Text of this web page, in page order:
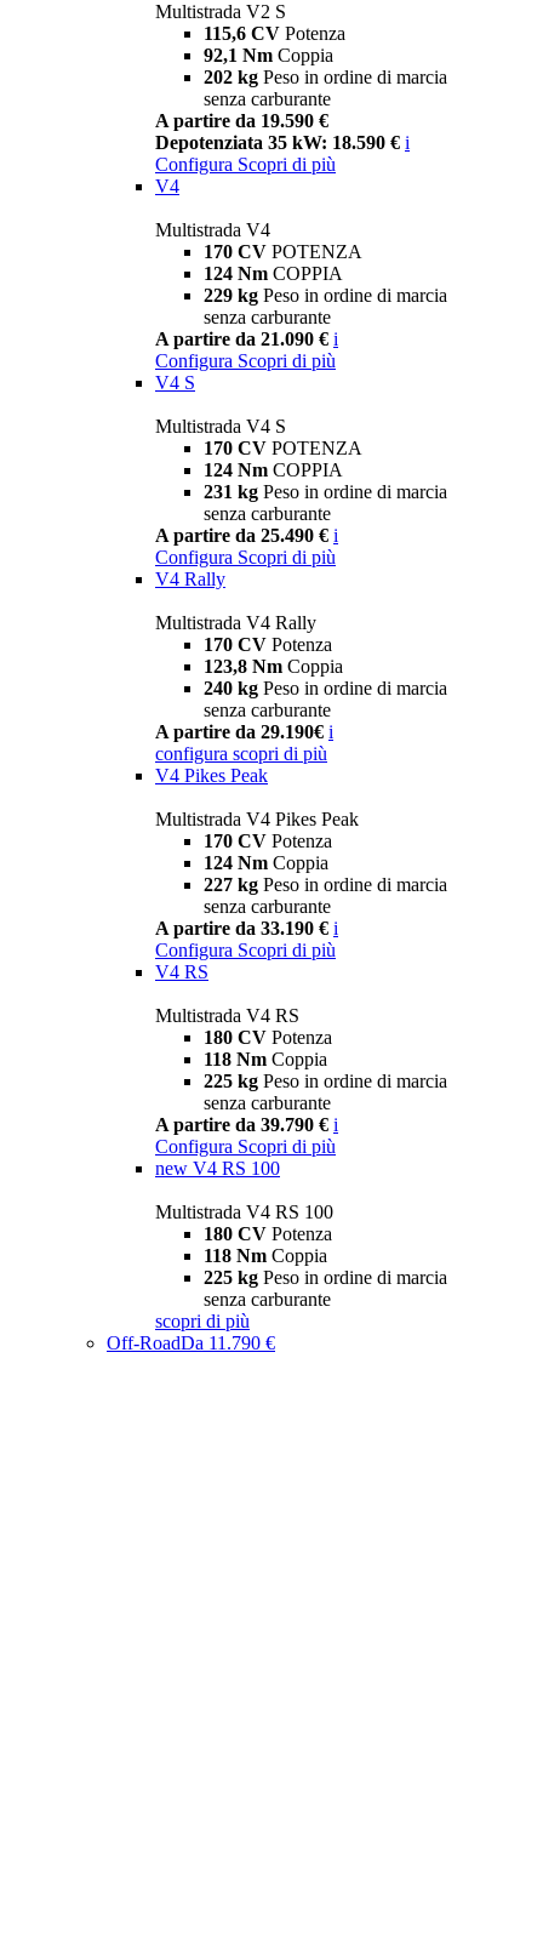
Multistrada V2 S
115,6 CV Potenza
92,1 Nm Coppia
202 kg Peso in ordine di marcia
senza carburante
A partire da 19.590 €
Depotenziata 35 kW: 18.590 € i
Configura Scopri di più
V4
Multistrada V4
170 CV POTENZA
124 Nm COPPIA
229 kg Peso in ordine di marcia
senza carburante
A partire da 21.090 € i
Configura Scopri di più
V4 S
Multistrada V4 S
170 CV POTENZA
124 Nm COPPIA
231 kg Peso in ordine di marcia
senza carburante
A partire da 25.490 € i
Configura Scopri di più
V4 Rally
Multistrada V4 Rally
170 CV Potenza
123,8 Nm Coppia
240 kg Peso in ordine di marcia
senza carburante
A partire da 29.190€ i
configura scopri di più
V4 Pikes Peak
Multistrada V4 Pikes Peak
170 CV Potenza
124 Nm Coppia
227 kg Peso in ordine di marcia
senza carburante
A partire da 33.190 € i
Configura Scopri di più
V4 RS
Multistrada V4 RS
180 CV Potenza
118 Nm Coppia
225 kg Peso in ordine di marcia
senza carburante
A partire da 39.790 € i
Configura Scopri di più
new V4 RS 100
Multistrada V4 RS 100
180 CV Potenza
118 Nm Coppia
225 kg Peso in ordine di marcia
senza carburante
scopri di più
Off-RoadDa 11.790 €